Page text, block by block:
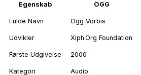
Egenskab OGG
Fulde Navn Ogg Vorbis
Udvikler Xiph.Org Foundation
Første Udgivelse 2000
Kategori Audio